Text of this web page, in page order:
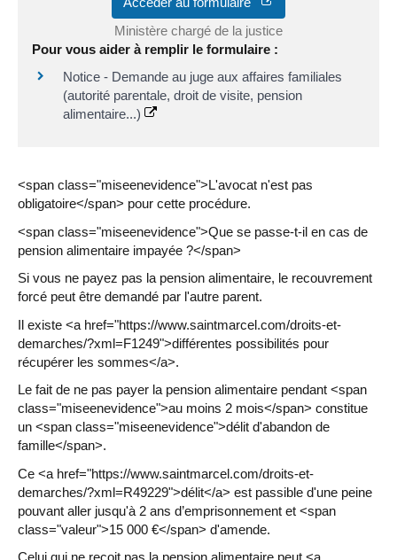
Ministère chargé de la justice
Pour vous aider à remplir le formulaire :
Notice - Demande au juge aux affaires familiales
(autorité parentale, droit de visite, pension
alimentaire...)
<span class="miseenevidence">L'avocat n'est pas
obligatoire</span> pour cette procédure.
<span class="miseenevidence">Que se passe-t-il en cas de
pension alimentaire impayée ?</span>
Si vous ne payez pas la pension alimentaire, le recouvrement
forcé peut être demandé par l'autre parent.
Il existe <a href="https://www.saintmarcel.com/droits-et-
demarches/?xml=F1249">différentes possibilités pour
récupérer les sommes</a>.
Le fait de ne pas payer la pension alimentaire pendant <span
class="miseenevidence">au moins 2 mois</span> constitue
un <span class="miseenevidence">délit d'abandon de
famille</span>.
Ce <a href="https://www.saintmarcel.com/droits-et-
demarches/?xml=R49229">délit</a> est passible d'une peine
pouvant aller jusqu'à 2 ans d’emprisonnement et <span
class="valeur">15 000 €</span> d'amende.